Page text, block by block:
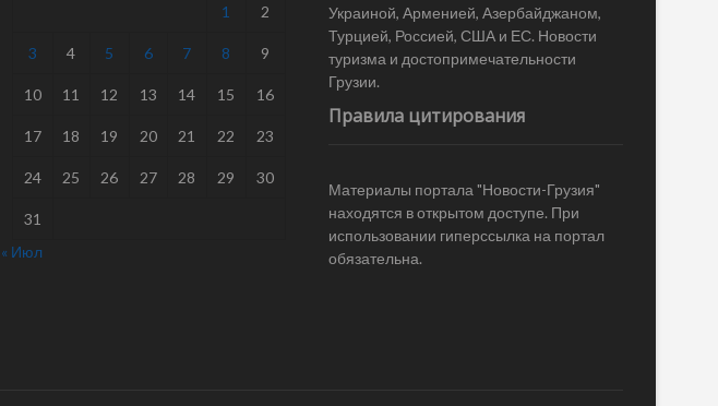
1 2
3 4 5 6 7 8 9
10 11 12 13 14 15 16
17 18 19 20 21 22 23
24 25 26 27 28 29 30
31
« Июл
Украиной, Арменией, Азербайджаном,
Турцией, Россией, США и ЕС. Новости
туризма и достопримечательности
Грузии.
Правила цитирования
Материалы портала "Новости-Грузия"
находятся в открытом доступе. При
использовании гиперссылка на портал
обязательна.